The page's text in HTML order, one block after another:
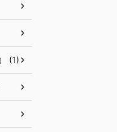
(1)